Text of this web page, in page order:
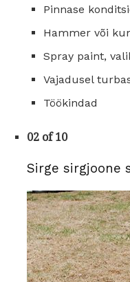
Pinnase
Hammer või
Spray paint,
Vajadusel
Töökindad
02 of 10
Sirge sirgjoone